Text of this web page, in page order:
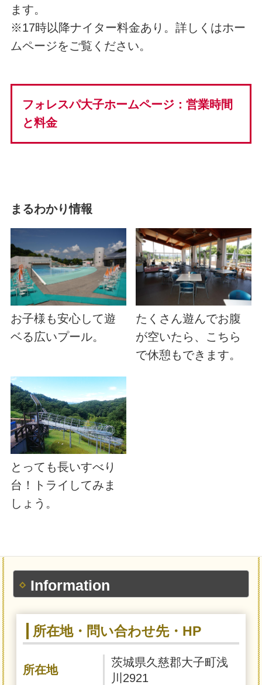
ます。
※17時以降ナイター料金あり。詳しくはホー
ムページをご覧ください。
フォレスパ大子ホームページ：営業時間
と料金
まるわかり情報
お子様も安心して遊
ベる広いプール。
たくさん遊んでお腹
が空いたら、こちら
で休憩もできます。
とっても長いすべり
台！トライしてみま
しょう。
Information
所在地・問い合わせ先・HP
所在地
茨城県久慈郡大子町浅
川2921